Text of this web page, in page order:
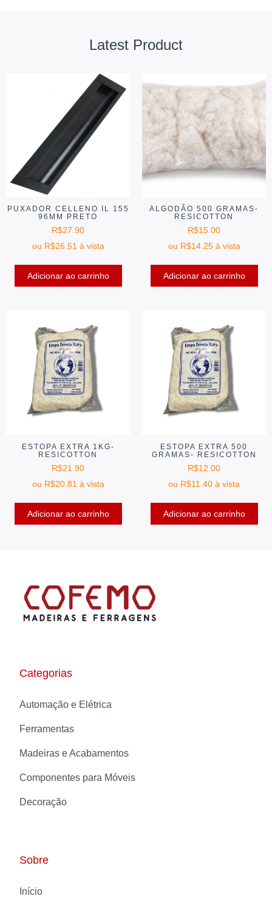
Latest Product
PUXADOR CELLENO IL 155
96MM PRETO
R$27.90
ou R$26.51 à vista
Adicionar ao carrinho
ALGODÃO 500 GRAMAS-
RESICOTTON
R$15.00
ou R$14.25 à vista
Adicionar ao carrinho
ESTOPA EXTRA 1KG-
RESICOTTON
R$21.90
ou R$20.81 à vista
Adicionar ao carrinho
ESTOPA EXTRA 500
GRAMAS- RESICOTTON
R$12.00
ou R$11.40 à vista
Adicionar ao carrinho
Categorias
Automação e Elétrica
Ferramentas
Madeiras e Acabamentos
Componentes para Móveis
Decoração
Sobre
Início